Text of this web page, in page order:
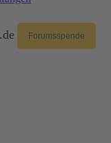
Forumsspende